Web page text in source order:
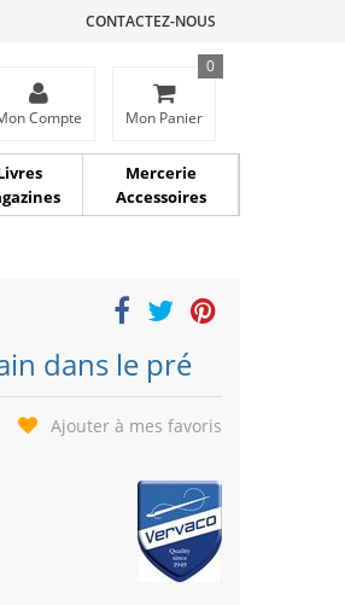
CONTACTEZ-NOUS
Compte Mon Panier
0
Mercerie
Accessoires
dans le pré
Ajouter à mes favoris